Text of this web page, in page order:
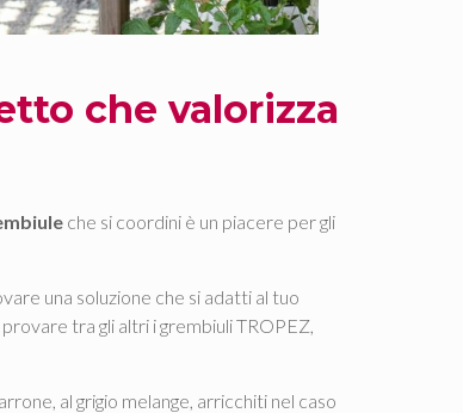
che valorizza
che si coordini è un piacere per gli
una soluzione che si adatti al tuo
tra gli altri i grembiuli TROPEZ,
al grigio melange, arricchiti nel caso